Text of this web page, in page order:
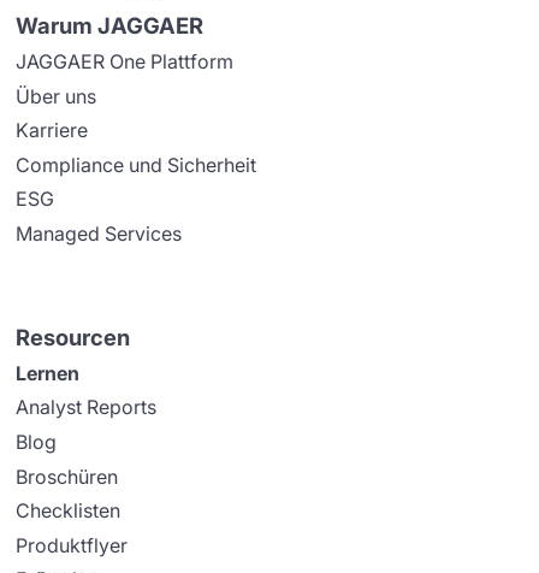
Warum JAGGAER
JAGGAER One Plattform
Über uns
Karriere
Compliance und Sicherheit
ESG
Managed Services
Resourcen
Lernen
Analyst Reports
Blog
Broschüren
Checklisten
Produktflyer